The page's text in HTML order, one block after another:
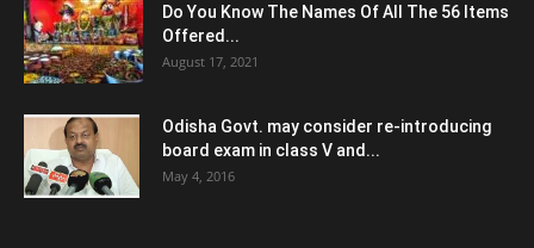
Do You Know The Names Of All The 56 Items
Offered...
August 17, 2021
Odisha Govt. may consider re-introducing
board exam in class V and...
May 4, 2016